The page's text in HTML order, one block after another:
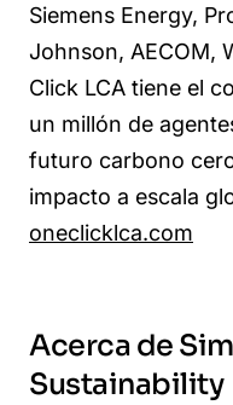
Siemens Energy,
Johnson, AECOM,
Click LCA tiene el
un millón de
futuro carbono
impacto a escala
oneclicklca.com
Acerca de
Sustainability